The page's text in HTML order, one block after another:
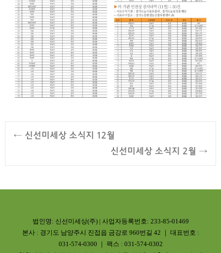
Post navigation
← 신선미세상 소식지 12월
신선미세상 소식지 2월 →
법인명: 신선미세상(주) | 사업자등록번호: 233-85-01469
본사 : 경기도 남양주시 진접읍 금강로 960번길 42 ｜ 대표번호 :
031-574-0300 ｜ 팩스 : 031-574-0302